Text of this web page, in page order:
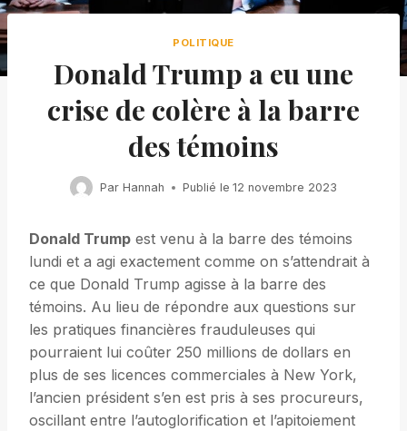
POLITIQUE
Donald Trump a eu une
crise de colère à la barre
des témoins
Par Hannah Publié le 12 novembre 2023
Donald Trump est venu à la barre des témoins
lundi et a agi exactement comme on s’attendrait à
ce que Donald Trump agisse à la barre des
témoins. Au lieu de répondre aux questions sur
les pratiques financières frauduleuses qui
pourraient lui coûter 250 millions de dollars en
plus de ses licences commerciales à New York,
l’ancien président s’en est pris à ses procureurs,
oscillant entre l’autoglorification et l’apitoiement